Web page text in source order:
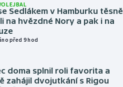
Sedlákem v Hamburku těsně
na hvězdné Nory a pak i na
před 9 hod
doma splnil roli favorita a
zahájil dvojutkání s Rigou